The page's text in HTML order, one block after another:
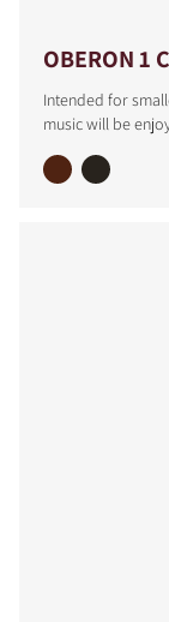
OBERON 1 C
Intended for
music will be